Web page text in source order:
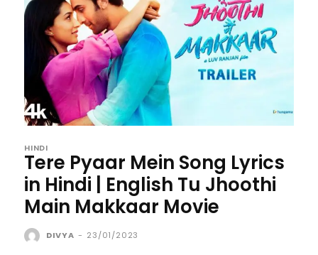
HINDI
Tere Pyaar Mein Song Lyrics
in Hindi | English Tu Jhoothi
Main Makkaar Movie
DIVYA - 23/01/2023